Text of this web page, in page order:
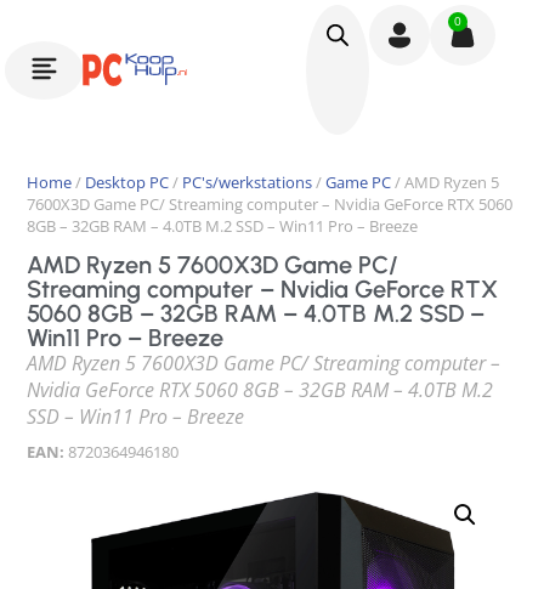
0
Home/ Desktop PC/ PC's/werkstations/Game PC/ AMD Ryzen 5
7600X3D Game PC/ Streaming computer – Nvidia GeForce RTX 5060
8GB – 32GB RAM – 4.0TB M.2 SSD – Win11 Pro – Breeze
AMD Ryzen 5 7600X3D Game PC/
Streaming computer – Nvidia GeForce RTX
5060 8GB – 32GB RAM – 4.0TB M.2 SSD –
Win11 Pro – Breeze
AMD Ryzen 5 7600X3D Game PC/ Streaming computer –
Nvidia GeForce RTX 5060 8GB – 32GB RAM – 4.0TB M.2
SSD – Win11 Pro – Breeze
EAN: 8720364946180